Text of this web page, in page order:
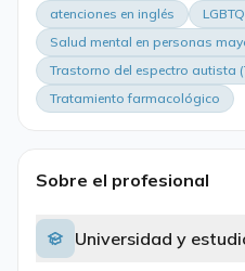
atenciones en inglés
Salud mental en personas
Trastorno del espectro autista
Tratamiento farmacológico
Sobre el profesional
Universidad y